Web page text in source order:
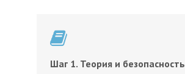
Шаг 1. Теория и безопасность